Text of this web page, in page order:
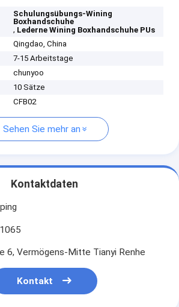
Schulungsübungs-Wining
Boxhandschuhe
, Lederne Wining Boxhandschuhe PUs
Qingdao, China
7-15 Arbeitstage
chunyoo
10 Sätze
CFB02
Sehen Sie mehr an
Kontaktdaten
6, Vermögens-Mitte Tianyi Renhe
Kontakt